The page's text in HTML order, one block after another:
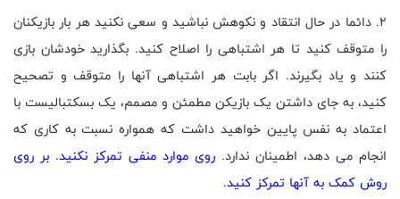
2. دائما در حال انتقاد و نکوهش نباشید و سعی نکنید هر بار بازیکنان
را متوقف کنید تا هر اشتباهی را اصلاح کنید. بگذارید خودشان بازی
کنند و یاد بگیرند. اگر بابت هر اشتباهی آنها را متوقف و تصحیح
کنید، به جای داشتن یک بازیکن مطمئن و مصمم، یک بسکتبالیست با
اعتماد به نفس پایین خواهید داشت که همواره نسبت به کاری که
انجام می دهد، اطمینان ندارد. روی موارد منفی تمرکز نکنید. بر روی
روش کمک به آنها تمرکز کنید.